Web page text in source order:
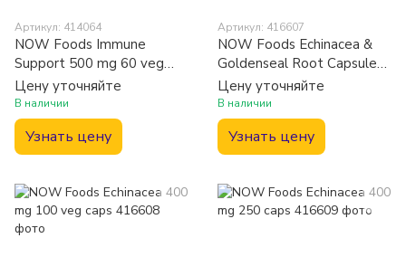
Артикул: 414064
NOW Foods Immune
Support 500 mg 60 veg
caps (Укрепление
иммунитета)
Цену уточняйте
В наличии
Узнать цену
Артикул: 416607
NOW Foods Echinacea &
Goldenseal Root Capsules
100 caps
Цену уточняйте
В наличии
Узнать цену